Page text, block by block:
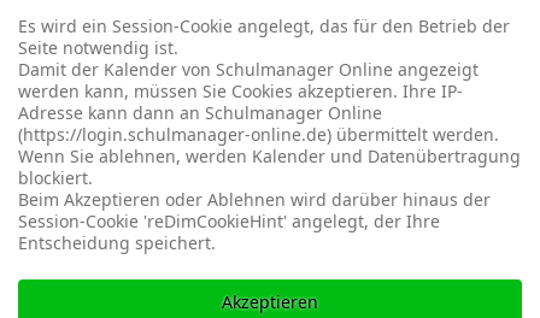
© 2026 -
Einstellungen-Redaktionslogin
Es wird ein Session-Cookie angelegt, das für den Betrieb der
Seite notwendig ist.
Damit der Kalender von Schulmanager Online angezeigt
werden kann, müssen Sie Cookies akzeptieren. Ihre IP-
Adresse kann dann an Schulmanager Online
(https://login.schulmanager-online.de) übermittelt werden.
Wenn Sie ablehnen, werden Kalender und Datenübertragung
blockiert.
Beim Akzeptieren oder Ablehnen wird darüber hinaus der
Session-Cookie 'reDimCookieHint' angelegt, der Ihre
Entscheidung speichert.
Akzeptieren